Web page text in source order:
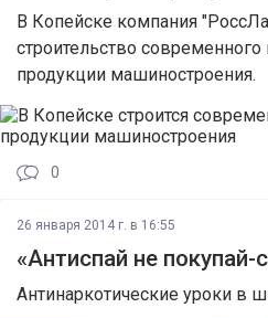
В Копейске компания
строительство
продукции машиностроения.
0
26 января 2014 г. в 16:55
«Антиспай не покупай-
Антинаркотические уроки в